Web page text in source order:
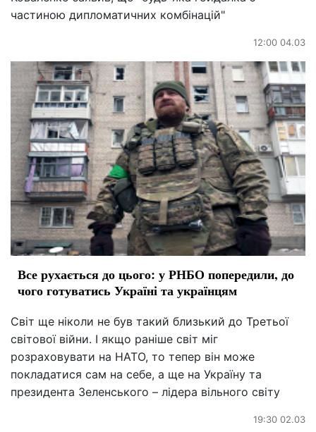
частиною дипломатичних комбінацій"
12:00 04.03
Все рухається до цього: у РНБО попередили, до
чого готуватись Україні та українцям
Світ ще ніколи не був такий близький до Третьої
світової війни. І якщо раніше світ міг
розраховувати на НАТО, то тепер він може
покладатися сам на себе, а ще на Україну та
президента Зеленського – лідера вільного світу
19:30 02.03